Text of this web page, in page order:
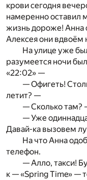
крови сегодня
намеренно оставил
жизнь дороже! Анна
Алексея они вдвоём
На улице уже
разумеется ночи
«22:02» —
— Офигеть!
летит? —
— Сколько там?
— Уже
Давай-ка вызовем
На что Анна
телефон.
— Алло, такси!
к — «Spring Time» —